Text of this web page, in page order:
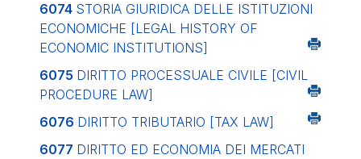
6074 STORIA GIURIDICA DELLE ISTITUZIONI
ECONOMICHE [LEGAL HISTORY OF
ECONOMIC INSTITUTIONS]
6075 DIRITTO PROCESSUALE CIVILE [CIVIL
PROCEDURE LAW]
6076 DIRITTO TRIBUTARIO [TAX LAW]
6077 DIRITTO ED ECONOMIA DEI MERCATI